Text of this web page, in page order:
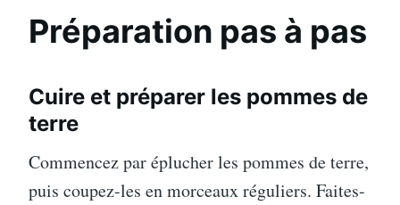
Préparation pas à pas
Cuire et préparer les pommes de
terre
Commencez par éplucher les pommes de terre,
puis coupez-les en morceaux réguliers. Faites-